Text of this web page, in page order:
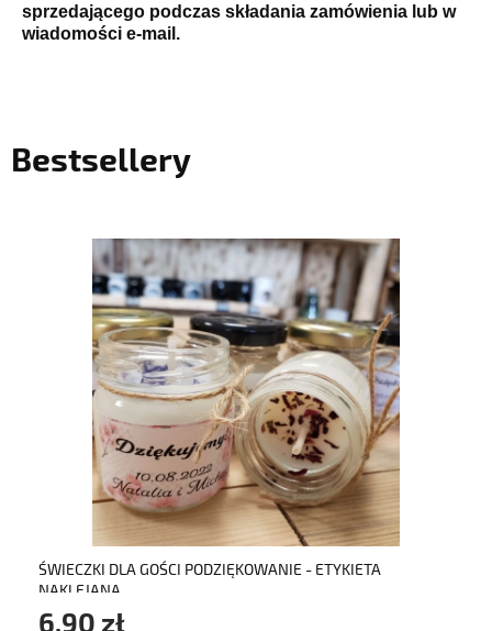
sprzedającego podczas składania zamówienia lub w
wiadomości e-mail.
Bestsellery
ŚWIECZKI DLA GOŚCI PODZIĘKOWANIE - ETYKIETA
NAKLEJANA
6,90 zł
do koszyka